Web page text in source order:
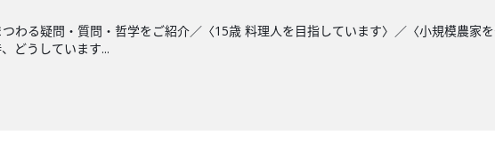
わる疑問・質問・哲学をご紹介／〈15歳 料理人を目指しています〉／〈小規模農家
どうしています...